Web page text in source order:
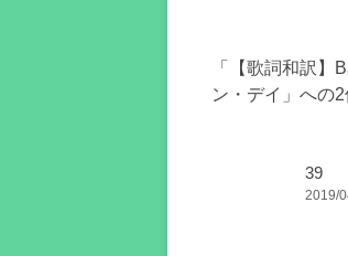
「
【歌詞和訳】
ン・デイ 」への
39
2019/